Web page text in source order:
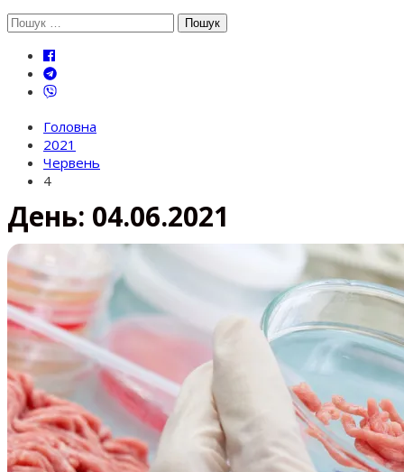
Шукати:
Головна
2021
Червень
4
День: 04.06.2021